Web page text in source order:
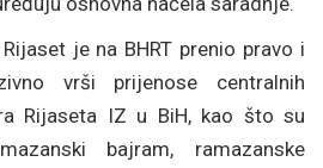
je na BHRT prenio pravo i
vrši prijenose centralnih
Rijaseta IZ u BiH, kao što su
bajram, ramazanske